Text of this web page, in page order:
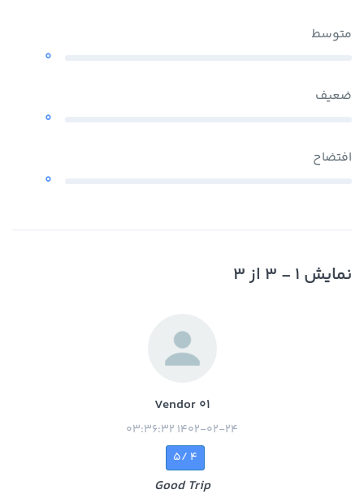
متوسط
0
ضعیف
0
افتضاح
0
نمایش 1 - 3 از 3
Vendor 01
1402-02-24 03:36:32
4 /5
Good Trip